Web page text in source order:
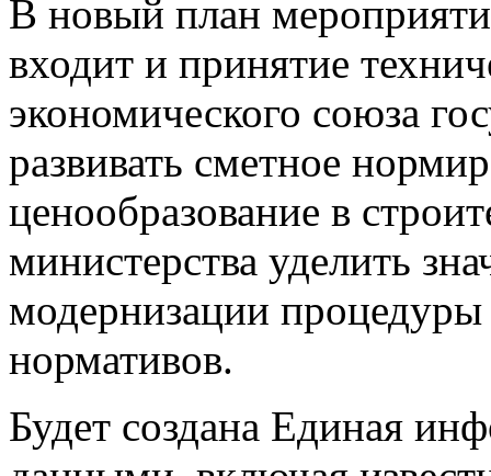
В новый план
входит и принятие
экономического союза
развивать сметное
ценообразование в
министерства уделить
модернизации
нормативов.
Будет создана Единая